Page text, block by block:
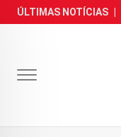
Skip
to
ÚLTIMAS NOTÍCIAS